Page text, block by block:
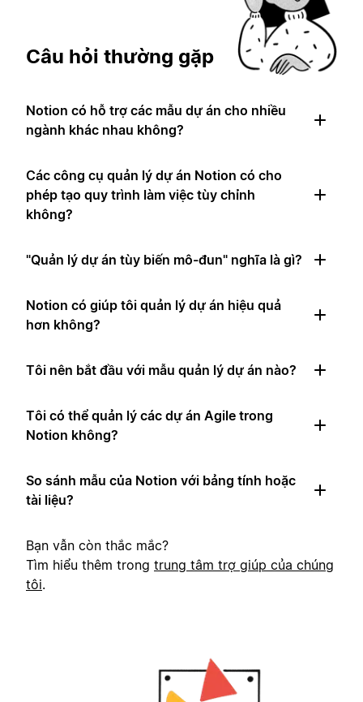
Câu hỏi thường gặp
Notion có hỗ trợ các mẫu dự án cho nhiều
ngành khác nhau không?
Các công cụ quản lý dự án Notion có cho
phép tạo quy trình làm việc tùy chỉnh
không?
"Quản lý dự án tùy biến mô-đun" nghĩa là gì?
Notion có giúp tôi quản lý dự án hiệu quả
hơn không?
Tôi nên bắt đầu với mẫu quản lý dự án nào?
Tôi có thể quản lý các dự án Agile trong
Notion không?
So sánh mẫu của Notion với bảng tính hoặc
tài liệu?
Bạn vẫn còn thắc mắc?
Tìm hiểu thêm trong trung tâm trợ giúp của chúng
tôi.